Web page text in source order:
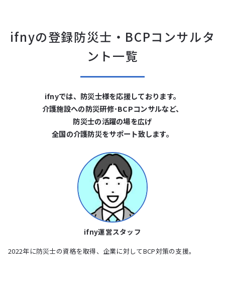
ifnyの登録防災⼠・BCPコンサルタ
ント⼀覧
ifnyでは、防災⼠様を応援しております。
介護施設への防災研修･BCPコンサルなど、
防災⼠の活躍の場を広げ
全国の介護防災をサポート致します。
出水 眞由美
就労・自立支援施設、障害児支援施設、発達障害・不登校児支援施設